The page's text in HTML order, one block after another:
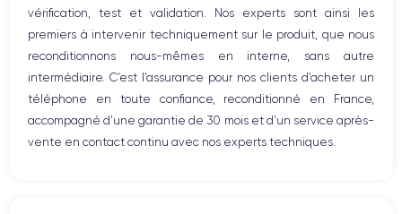
vérification, test et validation. Nos experts sont ainsi les
premiers à intervenir techniquement sur le produit, que nous
reconditionnons nous-mêmes en interne, sans autre
intermédiaire. C’est l’assurance pour nos clients d’acheter un
téléphone en toute confiance, reconditionné en France,
accompagné d’une garantie de 30 mois et d’un service après-
vente en contact continu avec nos experts techniques.